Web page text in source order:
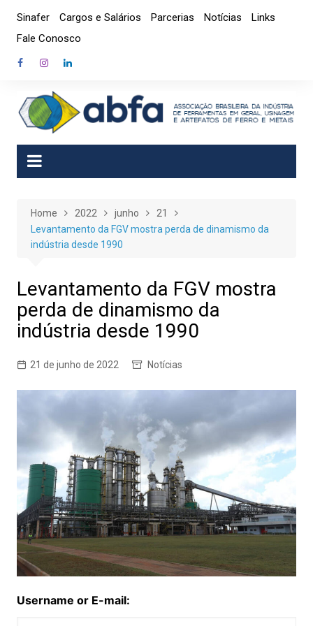
content
Sinafer Cargos e Salários Parcerias Notícias
Links
Fale Conosco
Home 2022 junho
21
Levantamento da FGV mostra perda de dinamismo da
indústria desde 1990
Levantamento da FGV mostra
perda de dinamismo da
indústria desde 1990
21 de junho de 2022 Notícias
Username or E-mail: